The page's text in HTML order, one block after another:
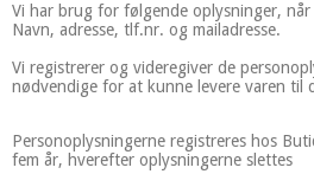
Vi har brug for følgende oplysninger,
Navn, adresse, tlf.nr. og mailadresse.
Vi registrerer og videregiver de
nødvendige for at kunne levere varen til
Personoplysningerne registreres hos
fem år, hverefter oplysningerne slettes